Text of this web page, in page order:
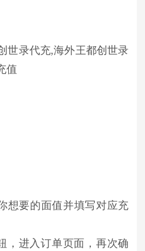
世录代充,海外王都创世录
值
想要的面值并填写对应充
，进入订单页面，再次确